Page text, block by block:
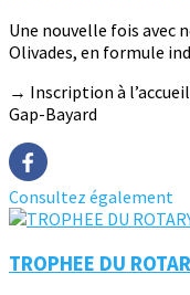
Une nouvelle fois avec
Olivades, en formule
→ Inscription à
Gap-Bayard
Consultez également
TROPHEE DU